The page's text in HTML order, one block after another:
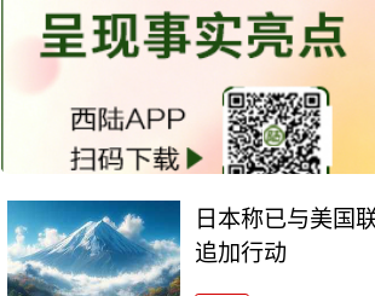
日本称已与美国
追加行动